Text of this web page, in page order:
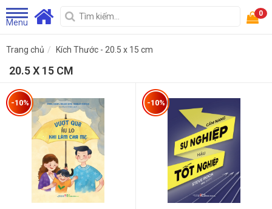
Menu
0
Trang chủ Kích Thước - 20.5 x 15 cm
20.5 X 15 CM
-10% -10%